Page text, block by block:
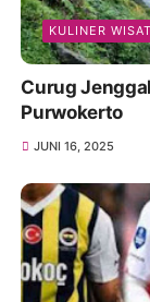
KULINER
Curug
Purwokerto
JUNI 16, 2025